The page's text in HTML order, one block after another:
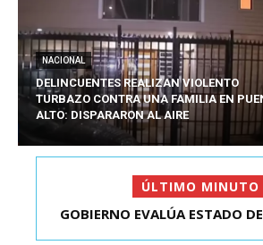
NACIONAL
DELINCUENTES REALIZAN VIOLENTO
TURBAZO CONTRA UNA FAMILIA EN
ALTO: DISPARARON AL AIRE
ÚLTIMO MINUTO
PRESIDENTE KAST ENCABEZA